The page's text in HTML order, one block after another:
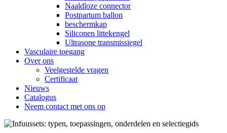
Naaldloze connector
Postpartum ballon
beschermkap
Siliconen littekengel
Ultrasone transmissiegel
Vasculaire toegang
Over ons
Veelgestelde vragen
Certificaat
Nieuws
Catalogus
Neem contact met ons op